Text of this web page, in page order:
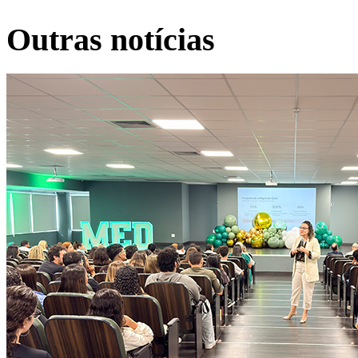
Outras notícias